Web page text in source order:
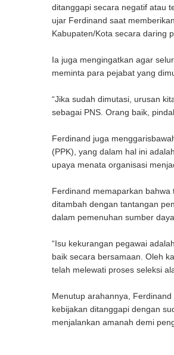
ditanggapi secara negatif atau
ujar Ferdinand saat
Kabupaten/Kota secara daring
Ia juga mengingatkan agar
meminta para pejabat yang
“Jika sudah dimutasi, urusan
sebagai PNS. Orang baik,
Ferdinand juga
(PPK), yang dalam hal ini
upaya menata organisasi
Ferdinand memaparkan
ditambah dengan tantangan
dalam pemenuhan sumber
“Isu kekurangan pegawai
baik secara bersamaan. Oleh
telah melewati proses seleksi
Menutup arahannya,
kebijakan ditanggapi dengan
menjalankan amanah demi